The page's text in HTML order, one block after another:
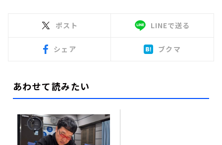
ポスト LINEで送る
シェア ブクマ
あわせて読みたい